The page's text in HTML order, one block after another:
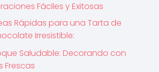
Fáciles y Exitosas
Rápidas para una Tarta de
Irresistible:
Saludable: Decorando con
Frescas